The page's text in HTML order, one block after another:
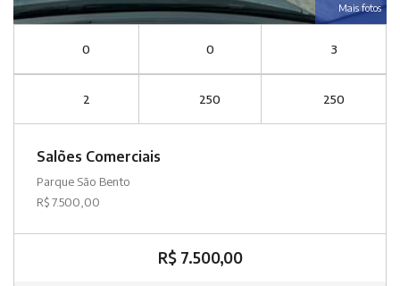
Mais fotos
0 0 3
2 250 250
Salões Comerciais
Parque São Bento
R$ 7.500,00
R$ 7.500,00